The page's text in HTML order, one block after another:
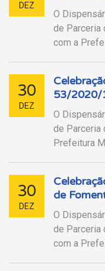
DEZ
O
de Parceria
com a
30
DEZ
53/2020/
O
de Parceria
Prefeitura
30
DEZ
de
O
de Parceria
com a